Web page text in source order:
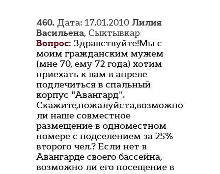
460. Дата: 17.01.2010 Лилия
Васильена, Сыктывкар
Вопрос: Здравствуйте!Мы с
моим гражданским мужем
(мне 70, ему 72 года) хотим
приехать к вам в апреле
подлечиться в спальный
корпус "Авангард".
Скажите,пожалуйста,возможно
ли наше совместное
размещение в одноместном
номере с подселением за 25%
второго чел.? Если нет в
Авангарде своего бассейна,
возможно ли его посещение в